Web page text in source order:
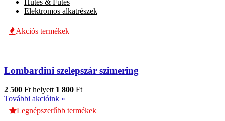
Hűtés & Fűtés
Elektromos alkatrészek
Akciós termékek
Lombardini szelepszár szimering
2 500 Ft helyett 1 800 Ft
További akcióink »
Legnépszerűbb termékek